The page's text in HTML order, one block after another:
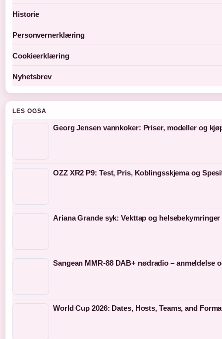
Historie
Personvernerklæring
Cookieerklæring
Nyhetsbrev
LES OGSA
Georg Jensen vannkoker: Priser, modeller og
OZZ XR2 P9: Test, Pris, Koblingsskjema og
Ariana Grande syk: Vekttap og helsebekymringer
Sangean MMR-88 DAB+ nødradio – anmeldelse
World Cup 2026: Dates, Hosts, Teams, and